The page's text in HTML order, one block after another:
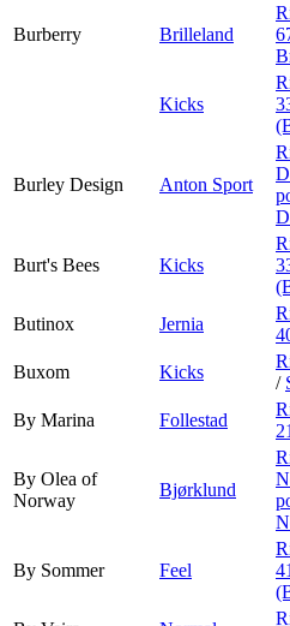
Burberry Brilleland
Kicks
Burley Design Anton Sport
Burt's Bees Kicks
Butinox
Jernia
Buxom
Kicks
/
By Marina
Follestad
By Olea of
Norway
Bjørklund
By Sommer Feel